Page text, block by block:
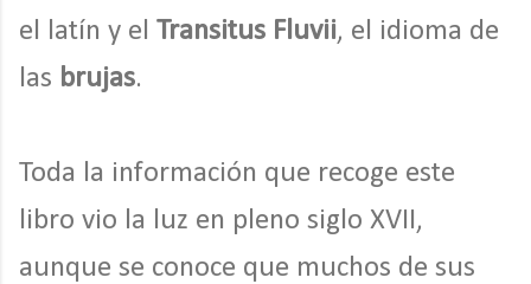
el latín y el Transitus Fluvii, el idioma de
las brujas.
Toda la información que recoge este
libro vio la luz en pleno siglo XVII,
aunque se conoce que muchos de sus